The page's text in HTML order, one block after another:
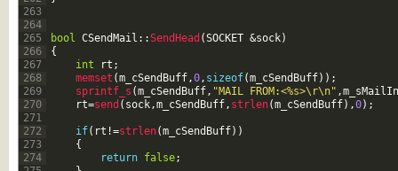
263
264
265
266
267
268
269
270
271
272
273
274
bool CSendMail ::SendHead (SOCKET &sock)
{
int
rt ;
memset (m_cSendBuff ,0 , sizeof(m_cSendBuff) ) ;
sprintf_s (m_cSendBuff , "MAIL FROM:<%s>\r\n" ,
rt=send ( sock ,m_cSendBuff , strlen(m_cSendBuff) ,0) ;
if( rt !=strlen(m_cSendBuff) )
{
return false;